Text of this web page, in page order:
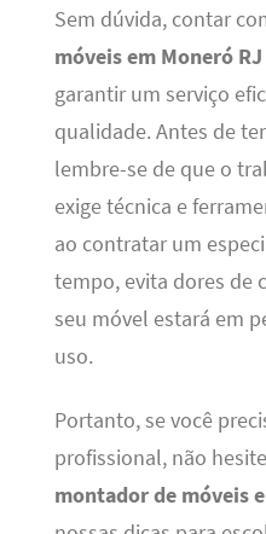
Sem dúvida, contar
móveis em Moneró RJ
garantir um serviço
qualidade. Antes de
lembre-se de que o
exige técnica e
ao contratar um
tempo, evita dores de
seu móvel estará em
uso.
Portanto, se você
profissional, não
montador de móveis